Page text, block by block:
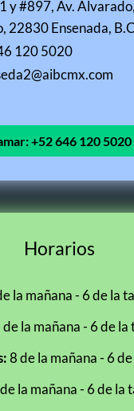
y #897, Av.
22830 Ensenada,
120 5020
+52 646 120 5020
Horarios
la mañana - 6 de la
de la mañana - 6 de
8 de la mañana - 6
la mañana - 6 de la